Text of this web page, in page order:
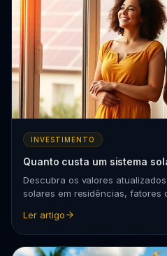
INVESTIMENTO
Quanto custa um sistema
Descubra os valores
solares em residências, fatores
Ler artigo